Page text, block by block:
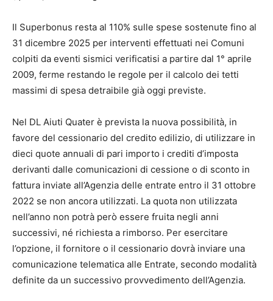
Il Superbonus resta al 110% sulle spese sostenute fino al
31 dicembre 2025 per interventi effettuati nei Comuni
colpiti da eventi sismici verificatisi a partire dal 1° aprile
2009, ferme restando le regole per il calcolo dei tetti
massimi di spesa detraibile già oggi previste.
Nel DL Aiuti Quater è prevista la nuova possibilità, in
favore del cessionario del credito edilizio, di utilizzare in
dieci quote annuali di pari importo i crediti d’imposta
derivanti dalle comunicazioni di cessione o di sconto in
fattura inviate all’Agenzia delle entrate entro il 31 ottobre
2022 se non ancora utilizzati. La quota non utilizzata
nell’anno non potrà però essere fruita negli anni
successivi, né richiesta a rimborso. Per esercitare
l’opzione, il fornitore o il cessionario dovrà inviare una
comunicazione telematica alle Entrate, secondo modalità
definite da un successivo provvedimento dell’Agenzia.